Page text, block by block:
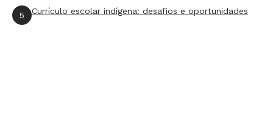
5 Currículo escolar indígena: desafios e oportunidades